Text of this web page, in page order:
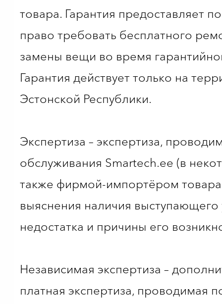
товара. Гарантия предоставляет
право требовать бесплатного
замены вещи во время
Гарантия действует только на
Эстонской Республики.
Экспертиза – экспертиза,
обслуживания Smartech.ee (в
также фирмой-импортёром
выяснения наличия выступающего
недостатка и причины его
Независимая экспертиза –
платная экспертиза, проводимая